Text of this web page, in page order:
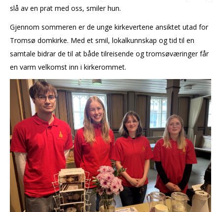
slå av en prat med oss, smiler hun.
Gjennom sommeren er de unge kirkevertene ansiktet utad for
Tromsø domkirke. Med et smil, lokalkunnskap og tid til en
samtale bidrar de til at både tilreisende og tromsøværinger får
en varm velkomst inn i kirkerommet.